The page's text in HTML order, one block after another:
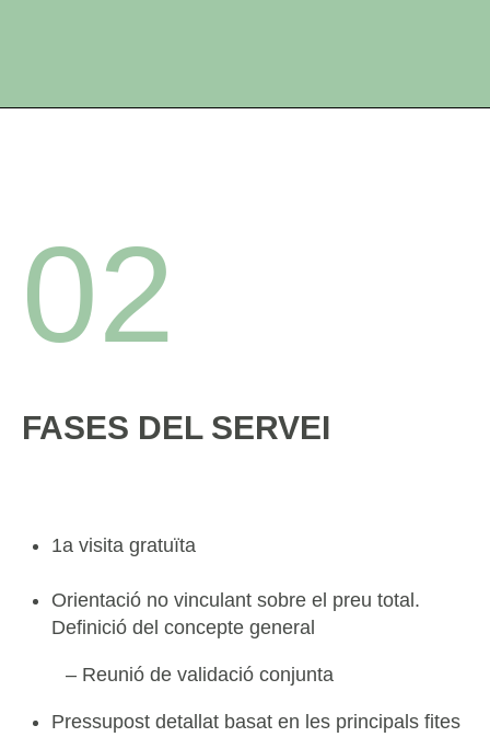
02
FASES DEL SERVEI
1a visita gratuïta
Orientació no vinculant sobre el preu total.
Definició del concepte general
– Reunió de validació conjunta
Pressupost detallat basat en les principals fites